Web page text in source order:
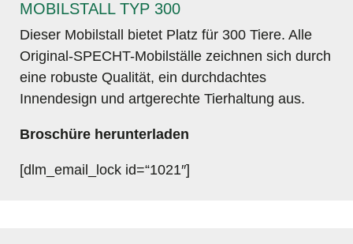
MOBILSTALL TYP 300
Dieser Mobilstall bietet Platz für 300 Tiere. Alle
Original-SPECHT-Mobilställe zeichnen sich durch
eine robuste Qualität, ein durchdachtes
Innendesign und artgerechte Tierhaltung aus.
Broschüre herunterladen
[dlm_email_lock id=“1021″]